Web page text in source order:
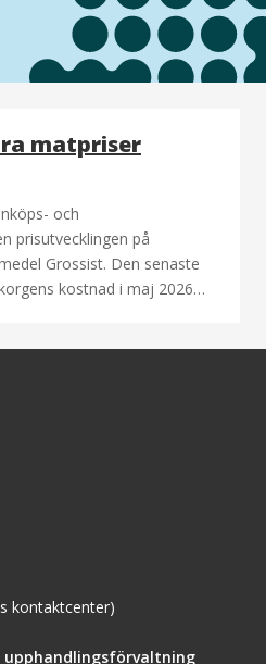
matpriser
och
prisutvecklingen på
Grossist. Den senaste
kostnad i maj 2026…
kontaktcenter)
upphandlingsförvaltning(öppnas